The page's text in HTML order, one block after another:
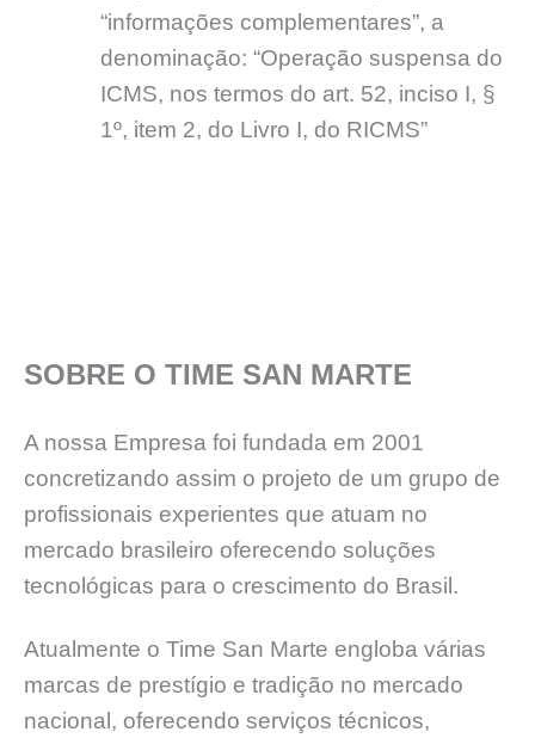
“informações complementares”, a
denominação: “Operação suspensa do
ICMS, nos termos do art. 52, inciso I, §
1º, item 2, do Livro I, do RICMS”
SOBRE O TIME SAN MARTE
A nossa Empresa foi fundada em 2001
concretizando assim o projeto de um grupo de
profissionais experientes que atuam no
mercado brasileiro oferecendo soluções
tecnológicas para o crescimento do Brasil.
Atualmente o Time San Marte engloba várias
marcas de prestígio e tradição no mercado
nacional, oferecendo serviços técnicos,